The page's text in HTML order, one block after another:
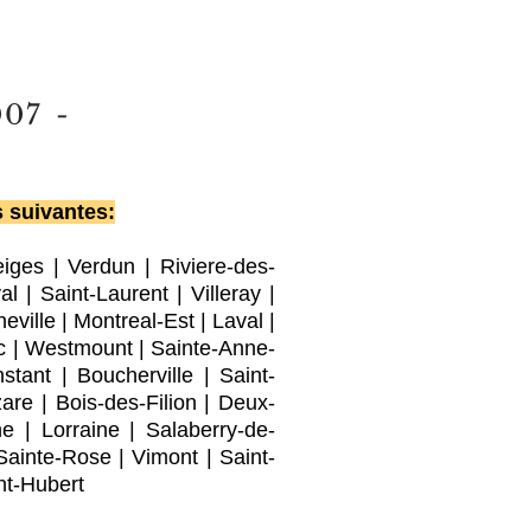
-
suivantes:
|Verdun
Riviere-des-
| Saint-Laurent| Villeray|
| Montreal-Est| Laval
Westmount| Sainte-Anne-
Boucherville
Saint-
Bois-des-Filion
Deux-
Lorraine| Salaberry-de-
Rose|Vimont
Saint-
Hubert